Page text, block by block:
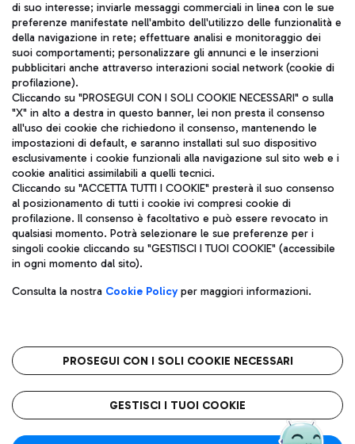
TRAVEL JOURNAL
ITA
Aeroporti di Roma S.p.A. - Società soggetta a direzione e
coordinamento di Mundys S.p.A.
Codice fiscale e Registro delle Imprese di Roma 13032990155 P.
IVA 06572251004
Capitale sociale 62.224.743,00 int. vers.
Sede legale: Via Pier Paolo Racchetti 1 - 00054 Fiumicino (RM)
telefono +39 06 65951
Privacy policy
Note legali
Roma FCO
L'aeroporto stellato
di suo interesse; inviarle messaggi commerciali in linea con le sue
preferenze manifestate nell'ambito dell'utilizzo delle funzionalità e
della navigazione in rete; effettuare analisi e monitoraggio dei
suoi comportamenti; personalizzare gli annunci e le inserzioni
pubblicitari anche attraverso interazioni social network (cookie di
profilazione).
Cliccando su "PROSEGUI CON I SOLI COOKIE NECESSARI" o sulla
"X" in alto a destra in questo banner, lei non presta il consenso
all'uso dei cookie che richiedono il consenso, mantenendo le
impostazioni di default, e saranno installati sul suo dispositivo
esclusivamente i cookie funzionali alla navigazione sul sito web e i
cookie analitici assimilabili a quelli tecnici.
Cliccando su "ACCETTA TUTTI I COOKIE" presterà il suo consenso
al posizionamento di tutti i cookie ivi compresi cookie di
profilazione. Il consenso è facoltativo e può essere revocato in
qualsiasi momento. Potrà selezionare le sue preferenze per i
singoli cookie cliccando su "GESTISCI I TUOI COOKIE" (accessibile
in ogni momento dal sito).
Consulta la nostra Cookie Policyper maggiori informazioni.
PROSEGUI CON I SOLI COOKIE NECESSARI
GESTISCI I TUOI COOKIE